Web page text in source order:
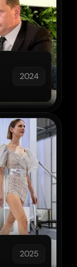
2024
2025